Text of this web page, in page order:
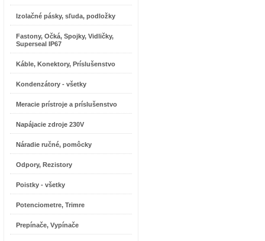
Izolačné pásky, sľuda, podložky
Fastony, Očká, Spojky, Vidličky,
Superseal IP67
Káble, Konektory, Príslušenstvo
Kondenzátory - všetky
Meracie prístroje a príslušenstvo
Napájacie zdroje 230V
Náradie ručné, pomôcky
Odpory, Rezistory
Poistky - všetky
Potenciometre, Trimre
Prepínače, Vypínače